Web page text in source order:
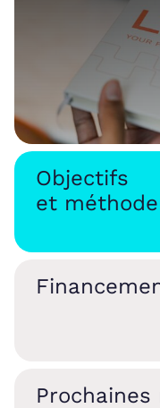
Objectifs
et